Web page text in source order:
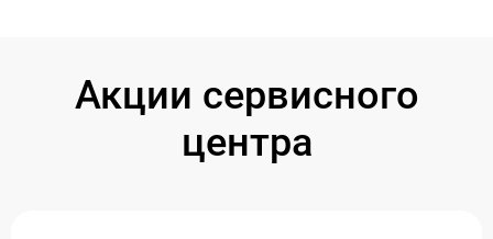
Акции сервисного
центра